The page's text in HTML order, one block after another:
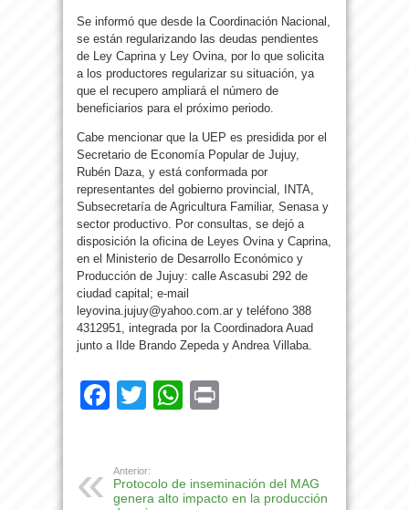
Se informó que desde la Coordinación Nacional,
se están regularizando las deudas pendientes
de Ley Caprina y Ley Ovina, por lo que solicita
a los productores regularizar su situación, ya
que el recupero ampliará el número de
beneficiarios para el próximo periodo.
Cabe mencionar que la UEP es presidida por el
Secretario de Economía Popular de Jujuy,
Rubén Daza, y está conformada por
representantes del gobierno provincial, INTA,
Subsecretaría de Agricultura Familiar, Senasa y
sector productivo. Por consultas, se dejó a
disposición la oficina de Leyes Ovina y Caprina,
en el Ministerio de Desarrollo Económico y
Producción de Jujuy: calle Ascasubi 292 de
ciudad capital; e-mail
leyovina.jujuy@yahoo.com.ar y teléfono 388
4312951, integrada por la Coordinadora Auad
junto a Ilde Brando Zepeda y Andrea Villaba.
Facebook
TwitterWhatsApp
Anterior:
Protocolo de inseminación del MAG
genera alto impacto en la producción